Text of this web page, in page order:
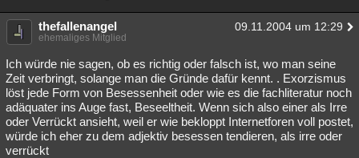
thefallenangel 09.11.2004 um 12:29
ehemaliges Mitglied
Ich würde nie sagen, ob es richtig oder falsch ist, wo man seine
Zeit verbringt, solange man die Gründe dafür kennt. . Exorzismus
löst jede Form von Besessenheit oder wie es die fachliteratur noch
adäquater ins Auge fast, Beseeltheit. Wenn sich also einer als Irre
oder Verrückt ansieht, weil er wie bekloppt Internetforen voll postet,
würde ich eher zu dem adjektiv besessen tendieren, als irre oder
verrückt